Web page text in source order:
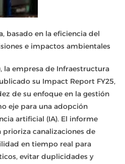
basado en la eficiencia del
e impactos ambientales
la empresa de Infraestructura
su Impact Report FY25,
de su enfoque en la gestión
eje para una adopción
artificial (IA). El informe
canalizaciones de
en tiempo real para
evitar duplicidades y